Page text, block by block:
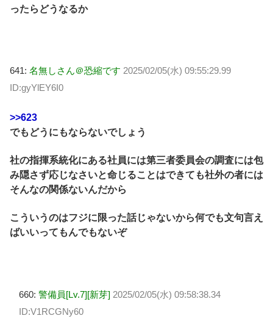
ったらどうなるか
641: 名無しさん＠恐縮です 2025/02/05(水) 09:55:29.99
ID:gyYlEY6I0
>>623
でもどうにもならないでしょう
社の指揮系統化にある社員には第三者委員会の調査には包
み隠さず応じなさいと命じることはできても社外の者には
そんなの関係ないんだから
こういうのはフジに限った話じゃないから何でも文句言え
ばいいってもんでもないぞ
660: 警備員[Lv.7][新芽] 2025/02/05(水) 09:58:38.34
ID:V1RCGNy60